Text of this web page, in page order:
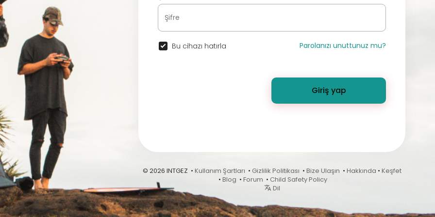
Bu cihazı hatırla Parolanızı unuttunuz mu?
Giriş yap
© 2026 INTGEZ • Kullanım Şartları • Gizlilik Politikası • Bize Ulaşın • Hakkında • Keşfet
• Blog • Forum • Child Safety Policy
Dil